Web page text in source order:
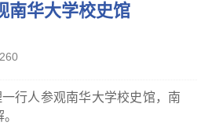
南华大学校史馆
260
行人参观南华大学校史馆，南